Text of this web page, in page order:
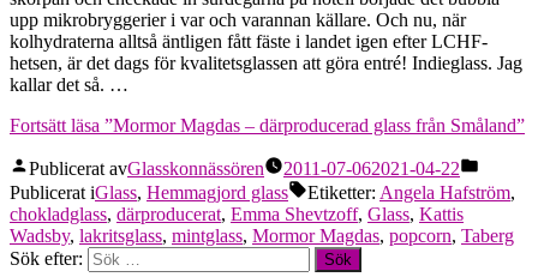
upp mikrobryggerier i var och varannan källare. Och nu, när
kolhydraterna alltså äntligen fått fäste i landet igen efter LCHF-
hetsen, är det dags för kvalitetsglassen att göra entré! Indieglass. Jag
kallar det så. …
Fortsätt läsa ”Mormor Magdas – därproducerad glass från Småland”
Publicerat avGlasskonnässören 2011-07-062021-04-22
Publicerat iGlass, Hemmagjord glass Etiketter: Angela Hafström,
chokladglass, därproducerat, Emma Shevtzoff, Glass, Kattis
Wadsby, lakritsglass, mintglass, Mormor Magdas, popcorn, Taberg
Sök efter: